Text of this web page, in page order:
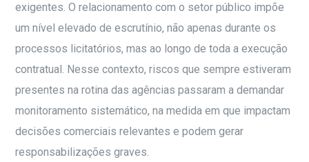
exigentes. O relacionamento com o setor público impõe
um nível elevado de escrutínio, não apenas durante os
processos licitatórios, mas ao longo de toda a execução
contratual. Nesse contexto, riscos que sempre estiveram
presentes na rotina das agências passaram a demandar
monitoramento sistemático, na medida em que impactam
decisões comerciais relevantes e podem gerar
responsabilizações graves.